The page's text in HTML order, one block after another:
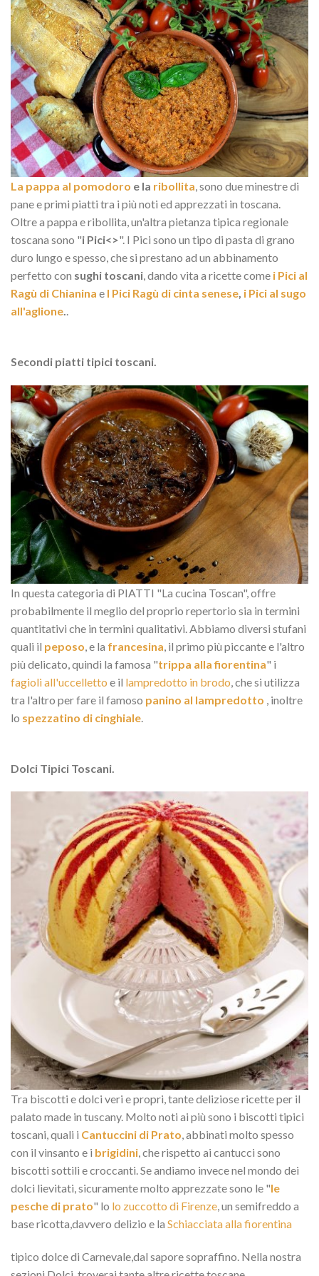
La pappa al pomodoro e la ribollita, sono due minestre di
pane e primi piatti tra i più noti ed apprezzati in toscana.
Oltre a pappa e ribollita, un'altra pietanza tipica regionale
toscana sono "i Pici<>". I Pici sono un tipo di pasta di grano
duro lungo e spesso, che si prestano ad un abbinamento
perfetto con sughi toscani, dando vita a ricette come i Pici al
Ragù di Chianina e I Pici Ragù di cinta senese, i Pici al sugo
all'aglione..
Secondi piatti tipici toscani.
In questa categoria di PIATTI "La cucina Toscan", offre
probabilmente il meglio del proprio repertorio sia in termini
quantitativi che in termini qualitativi. Abbiamo diversi stufani
quali il peposo, e la francesina, il primo più piccante e l'altro
più delicato, quindi la famosa "trippa alla fiorentina" i
fagioli all'uccelletto e il lampredotto in brodo, che si utilizza
tra l'altro per fare il famoso panino al lampredotto , inoltre
lo spezzatino di cinghiale.
Dolci Tipici Toscani.
Tra biscotti e dolci veri e propri, tante deliziose ricette per il
palato made in tuscany. Molto noti ai più sono i biscotti tipici
toscani, quali i Cantuccini di Prato, abbinati molto spesso
con il vinsanto e i brigidini, che rispetto ai cantucci sono
biscotti sottili e croccanti. Se andiamo invece nel mondo dei
dolci lievitati, sicuramente molto apprezzate sono le "le
pesche di prato" lo lo zuccotto di Firenze, un semifreddo a
base ricotta,davvero delizio e la Schiacciata alla fiorentina
tipico dolce di Carnevale,dal sapore sopraffino. Nella nostra